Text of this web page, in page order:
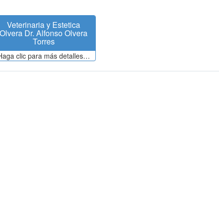
Veterinaria y Estetica
Olvera Dr. Alfonso Olvera
Torres
clic para más detalles…